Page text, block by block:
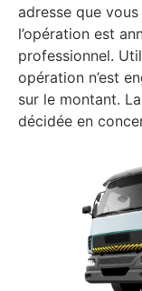
adresse que
l’opération est
professionnel.
opération n’est
sur le montant.
décidée en